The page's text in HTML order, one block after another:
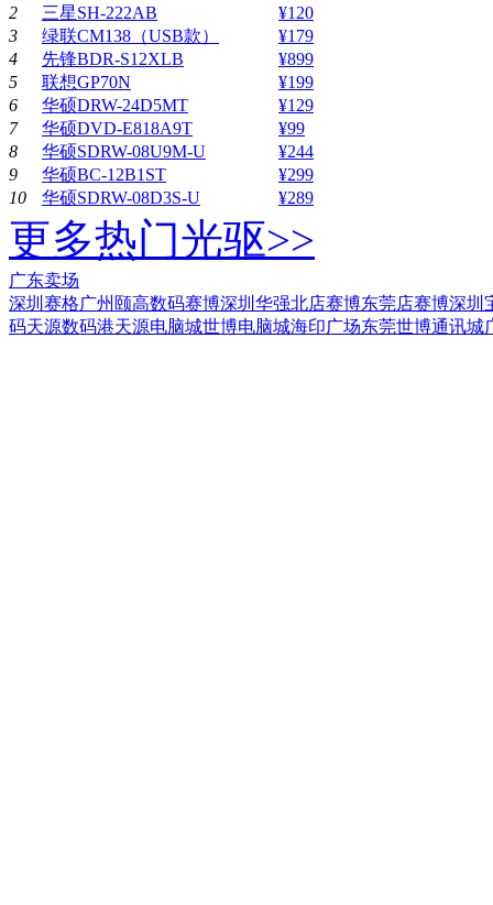
2 三星SH-222AB
¥120
3
绿联CM138（USB款）
¥179
4
先锋BDR-S12XLB
¥899
5
联想GP70N
¥199
6
华硕DRW-24D5MT
¥129
7
华硕DVD-E818A9T
¥99
8
华硕SDRW-08U9M-U
¥244
9
华硕BC-12B1ST
¥299
10
华硕SDRW-08D3S-U ¥289
更多热门光驱>>
广东卖场
深圳赛格广州颐高数码赛博深圳华强北店赛博东莞店赛博深圳
码天源数码港天源电脑城世博电脑城海印广场东莞世博通讯城